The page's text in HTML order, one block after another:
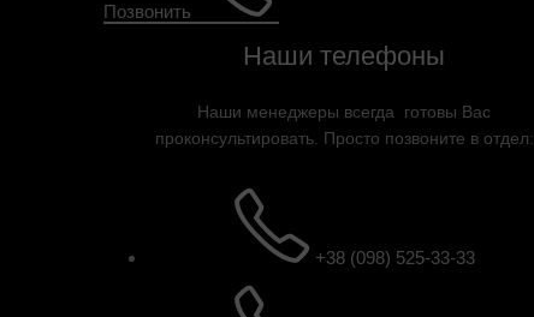
Позвонить
Наши телефоны
Наши менеджеры всегда готовы Вас
проконсультировать. Просто позвоните в отдел:
+38 (098) 525-33-33